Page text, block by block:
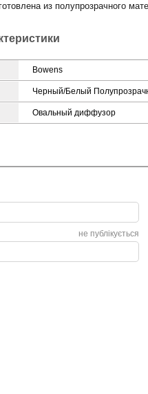
из полупрозрачного
Bowens
Черный/Белый
Овальный диффузор
не публікується